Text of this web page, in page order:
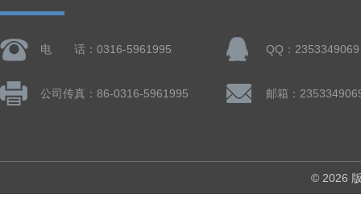
电 话：0316-5961995 QQ：2353349069
公司传真：86-0316-5961995 邮箱：
© 2026